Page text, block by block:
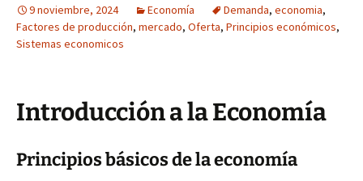
9 noviembre, 2024 Economía Demanda, economia,
Factores de producción, mercado, Oferta, Principios económicos,
Sistemas economicos
Introducción a la Economía
Principios básicos de la economía